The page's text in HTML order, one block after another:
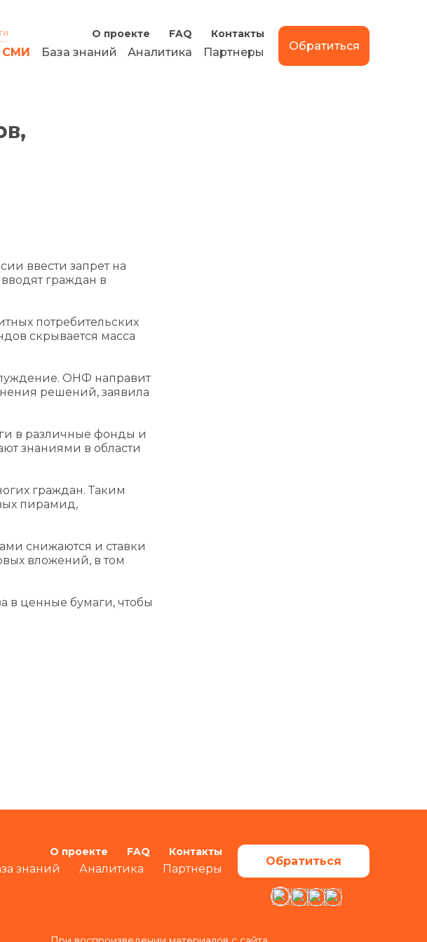
О проекте FAQ Контакты
СМИ База знаний Аналитика Партнеры Обратиться
ввести запрет на
граждан в
потребительских
скрывается масса
ОНФ направит
решений, заявила
в различные фонды и
знаниями в области
граждан. Таким
пирамид,
снижаются и ставки
вложений, в том
в ценные бумаги, чтобы
знаний Аналитика Партнеры
О проекте FAQ Контакты
Обратиться